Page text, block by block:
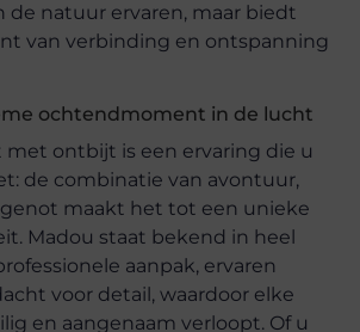
de natuur ervaren, maar biedt
van verbinding en ontspanning
ochtendmoment in de lucht
met ontbijt is een ervaring die u
de combinatie van avontuur,
maakt het tot een unieke
Madou staat bekend in heel
aanpak, ervaren
voor detail, waardoor elke
en aangenaam verloopt. Of u